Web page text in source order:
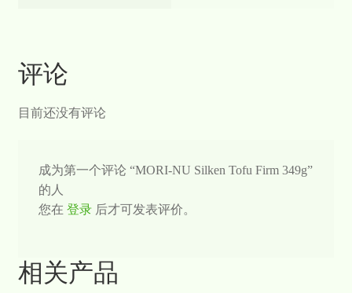
评论
目前还没有评论
成为第一个评论 “MORI-NU Silken Tofu Firm 349g”
的人
您在 登录后才可发表评价。
相关产品